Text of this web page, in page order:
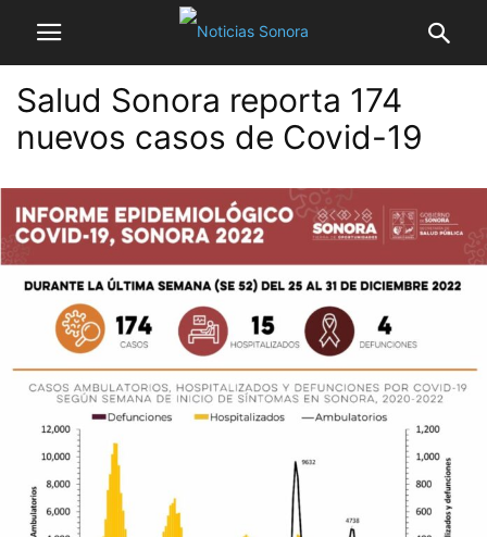
Salud Sonora reporta 174
nuevos casos de Covid-19